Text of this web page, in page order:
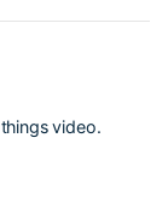
video.